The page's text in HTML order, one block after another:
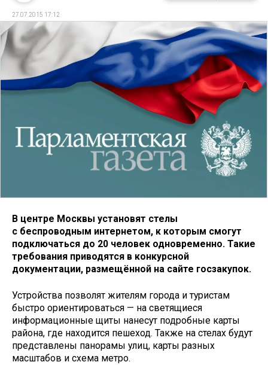
27.07.2015 17:12
В центре Москвы установят стелы
с беспроводным интернетом, к которым смогут
подключаться до 20 человек одновременно. Такие
требования приводятся в конкурсной
документации, размещённой на сайте госзакупок.
Устройства позволят жителям города и туристам
быстро ориентироваться — на светящиеся
информационные щиты нанесут подробные карты
района, где находится пешеход. Также на стелах будут
представлены панорамы улиц, карты разных
масштабов и схема метро.